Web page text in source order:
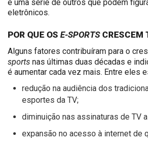
e uma série de outros que podem
eletrônicos.
POR QUE OS E-SPORTSCRESCEM
Alguns fatores contribuíram para o
sports nas últimas duas décadas e
é aumentar cada vez mais. Entre eles
redução na audiência dos
esportes da TV;
diminuição nas assinaturas de TV
expansão no acesso à internet de